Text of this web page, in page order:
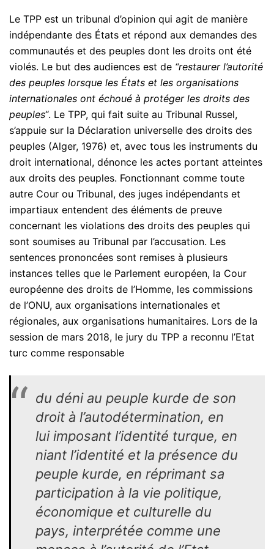
Le TPP est un tribunal d’opinion qui agit de manière
indépendante des États et répond aux demandes des
communautés et des peuples dont les droits ont été
violés. Le but des audiences est de “restaurer l’autorité
des peuples lorsque les États et les organisations
internationales ont échoué à protéger les droits des
peuples“. Le TPP, qui fait suite au Tribunal Russel,
s’appuie sur la Déclaration universelle des droits des
peuples (Alger, 1976) et, avec tous les instruments du
droit international, dénonce les actes portant atteintes
aux droits des peuples. Fonctionnant comme toute
autre Cour ou Tribunal, des juges indépendants et
impartiaux entendent des éléments de preuve
concernant les violations des droits des peuples qui
sont soumises au Tribunal par l’accusation. Les
sentences prononcées sont remises à plusieurs
instances telles que le Parlement européen, la Cour
européenne des droits de l’Homme, les commissions
de l’ONU, aux organisations internationales et
régionales, aux organisations humanitaires. Lors de la
session de mars 2018, le jury du TPP a reconnu l’Etat
turc comme responsable
du déni au peuple kurde de son
droit à l’autodétermination, en
lui imposant l’identité turque, en
niant l’identité et la présence du
peuple kurde, en réprimant sa
participation à la vie politique,
économique et culturelle du
pays, interprétée comme une